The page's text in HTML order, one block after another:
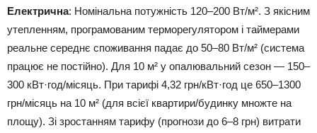
Електрична: Номінальна потужність 120–200 Вт/м². З якісним
утепленням, програмованим терморегулятором і таймерами
реальне середнє споживання падає до 50–80 Вт/м² (система
працює не постійно). Для 10 м² у опалювальний сезон — 150–
300 кВт·год/місяць. При тарифі 4,32 грн/кВт·год це 650–1300
грн/місяць на 10 м² (для всієї квартири/будинку множте на
площу). Зі зростанням тарифу (прогнози до 6–8 грн) витрати